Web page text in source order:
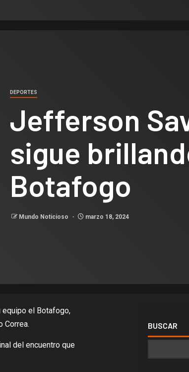
DEPORTES
Jefferson
sigue
Botafogo
Mundo Noticioso marzo 18, 2024
el Botafogo,
Correa.
del encuentro que
BUSCAR